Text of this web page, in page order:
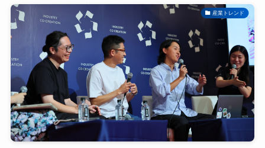
産業トレンド